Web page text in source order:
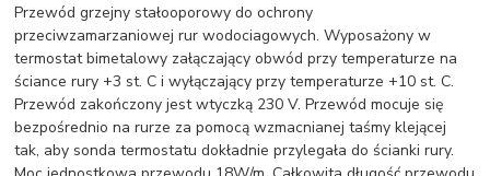
Przewód grzejny stałooporowy do ochrony
przeciwzamarzaniowej rur wodociagowych. Wyposażony w
termostat bimetalowy załączający obwód przy temperaturze na
ściance rury +3 st. C i wyłączający przy temperaturze +10 st. C.
Przewód zakończony jest wtyczką 230 V. Przewód mocuje się
bezpośrednio na rurze za pomocą wzmacnianej taśmy klejącej
tak, aby sonda termostatu dokładnie przylegała do ścianki rury.